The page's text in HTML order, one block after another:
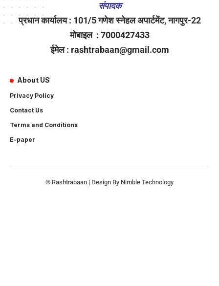
संपादक
प्रधान कार्यालय : 101/5 गणेश स्नेहल अपार्टमेंट, नागपुर-22
मोबाइल : 7000427433
ईमेल : rashtrabaan@gmail.com
About US
Privacy Policy
Contact Us
Terms and Conditions
E-paper
© Rashtrabaan | Design By Nimble Technology